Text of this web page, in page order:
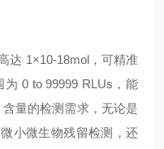
达 1×10-18mol，可精准
0 to 99999 RLUs，能
量的检测需求，无论是
小微生物残留检测，还